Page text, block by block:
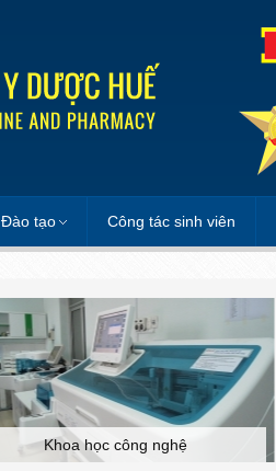
Đào tạo Công tác sinh viên
Khoa học công nghệ